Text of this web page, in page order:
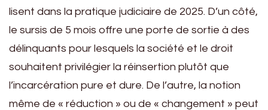
lisent dans la pratique judiciaire de 2025. D’un côté,
le sursis de 5 mois offre une porte de sortie à des
délinquants pour lesquels la société et le droit
souhaitent privilégier la réinsertion plutôt que
l’incarcération pure et dure. De l’autre, la notion
même de « réduction » ou de « changement » peut